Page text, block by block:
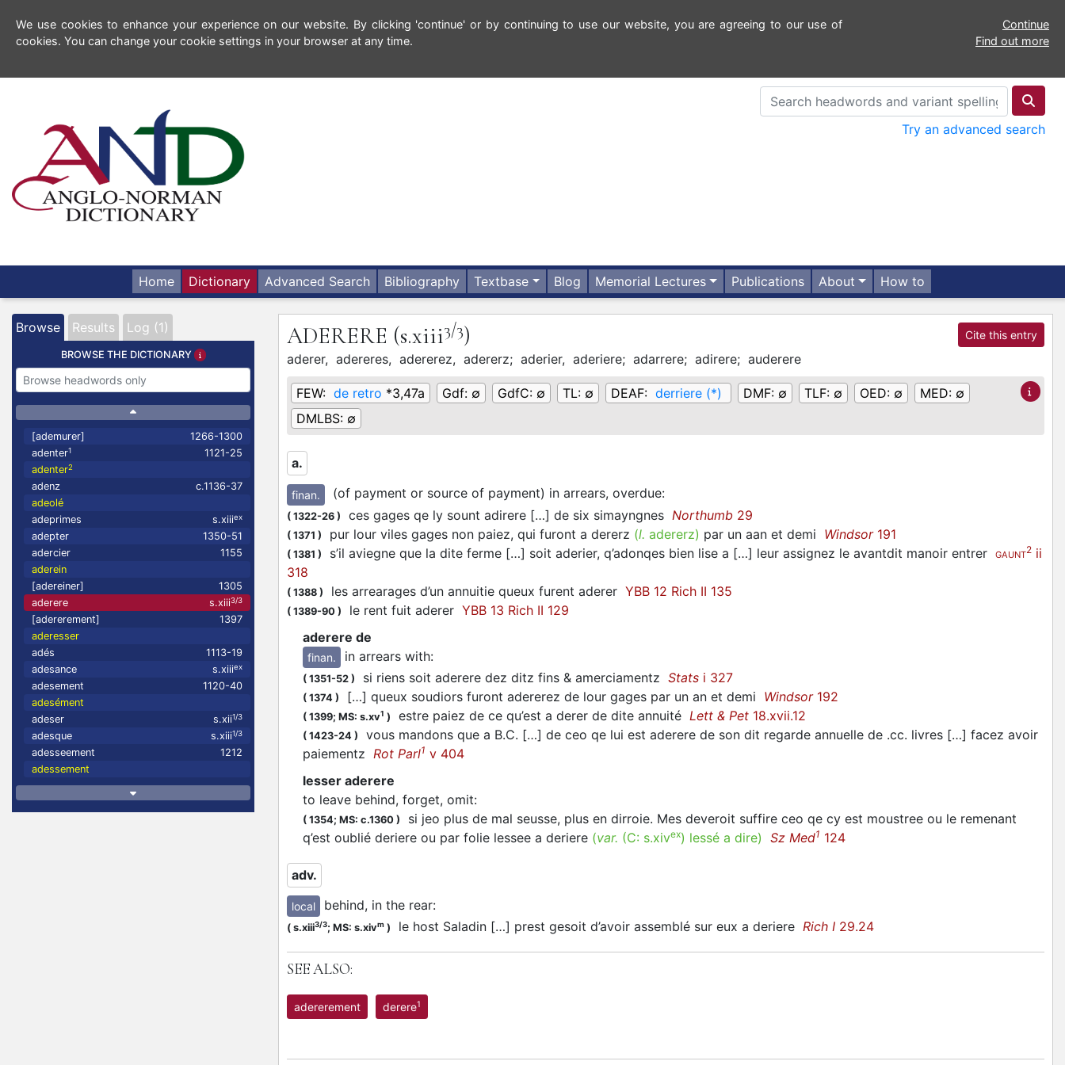
We use cookies to enhance your experience on our website. By clicking 'continue' or by continuing to use our website, you are agreeing to our use of
cookies. You can change your cookie settings in your browser at any time.
Continue
Find out more
Try an advanced search
Home Dictionary Advanced Search Bibliography Textbase Blog Memorial Lectures Publications About How to
Browse Results Log (1)
BROWSE THE DICTIONARY
[ademurer]
1266-1300
adenter1
1121-25
adenter2
adenz
c.1136-37
adeolé
adeprimes
s.xiiiex
adepter
1350-51
adercier
1155
aderein
[adereiner]
1305
aderere
s.xiii3/3
[adererement]
1397
aderesser
adés
1113-19
adesance
s.xiiiex
adesement
1120-40
adesément
adeser
s.xii1/3
adesque s.xiii1/3
adesseement
1212
adessement
ADERERE (s.xiii3/3) Cite this entry
aderer, adereres, adererez, adererz; aderier, aderiere; adarrere; adirere; auderere
FEW: de retro *3,47a Gdf: ∅ GdfC: ∅ TL: ∅ DEAF: derriere (*) DMF: ∅ TLF: ∅ OED: ∅ MED: ∅
DMLBS: ∅
a.
finan. (of payment or source of payment) in arrears, overdue:
( 1322-26 ) ces gages qe ly sount adirere […] de six simayngnes Northumb 29
( 1371 ) pur lour viles gages non paiez, qui furont a dererz (l. adererz) par un aan et demi Windsor191
( 1381 ) s’il aviegne que la dite ferme […] soit aderier, q’adonqes bien lise a […] leur assignez le avantdit manoir entrer GAUNT2 ii
318
( 1388 ) les arrearages d’un annuitie queux furent aderer YBB 12 Rich II 135
( 1389-90 ) le rent fuit aderer YBB 13 Rich II 129
aderere de
finan. in arrears with:
( 1351-52 ) si riens soit aderere dez ditz fins & amerciamentz Stats i 327
( 1374 ) […] queux soudiors furont adererez de lour gages par un an et demi Windsor192
( 1399; MS: s.xv1 ) estre paiez de ce qu’est a derer de dite annuité Lett & Pet 18.xvii.12
( 1423-24 ) vous mandons que a B.C. […] de ceo qe lui est aderere de son dit regarde annuelle de .cc. livres […] facez avoir
paiementz Rot Parl1 v 404
lesser aderere
to leave behind, forget, omit:
( 1354; MS: c.1360 )
si jeo plus de mal seusse, plus en dirroie. Mes deveroit suffire ceo qe cy est moustree ou le remenant
q’est oublié deriere ou par folie lessee a deriere (var. (C: s.xivex) lessé a dire) Sz Med1 124
adv.
local behind, in the rear:
( s.xiii3/3; MS: s.xivm ) le host Saladin […] prest gesoit d’avoir assemblé sur eux a deriere Rich I 29.24
SEE ALSO:
adererement derere1